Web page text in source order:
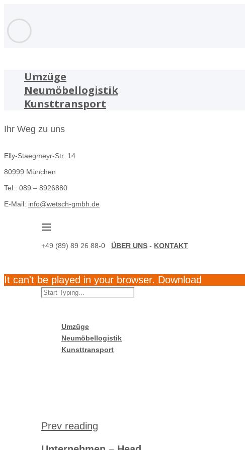
Umzüge
Neumöbellogistik
Kunsttransport
Ihr Weg zu uns
Elly-Staegmeyr-Str. 14
80999 München
Tel.: 089 – 8926880
E-Mail: info@wetsch-gmbh.de
+49 (89) 89 26 88-0 ÜBER UNS - KONTAKT
Umzüge
Neumöbellogistik
Kunsttransport
It can't be played in your browser. Download
Prev reading